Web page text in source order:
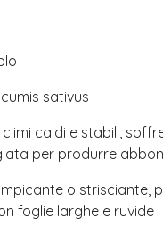
sativus
caldi e stabili,
per produrre
o strisciante,
foglie larghe e ruvide